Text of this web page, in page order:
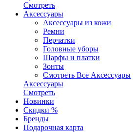
Смотреть
Аксессуары
Аксессуары из кожи
Ремни
Перчатки
Головные уборы
Шарфы и платки
Зонты
Смотреть Все Аксессуары
Аксессуары
Смотреть
Новинки
Скидки %
Бренды
Подарочная карта